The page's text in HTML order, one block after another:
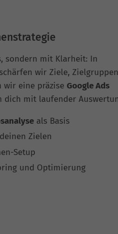
sondern mit Klarheit: In
wir Ziele,
wir eine präzise Google Ads
dich mit laufender
als Basis
Zielen
Setup
und Optimierung